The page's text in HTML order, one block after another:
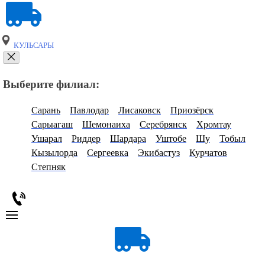
КУЛЬСАРЫ
Выберите филиал:
Сарань Павлодар Лисаковск
Приозёрск
Сарыагаш
Шемонаиха Серебрянск
Хромтау
Ушарал
Риддер Шардара Уштобе Шу
Тобыл
Кызылорда
Сергеевка Экибастуз
Курчатов
Степняк